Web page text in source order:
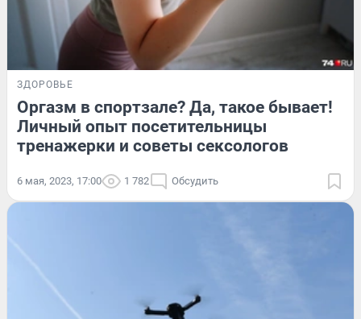
ЗДОРОВЬЕ
Оргазм в спортзале? Да, такое бывает!
Личный опыт посетительницы
тренажерки и советы сексологов
6 мая, 2023, 17:00 1 782 Обсудить